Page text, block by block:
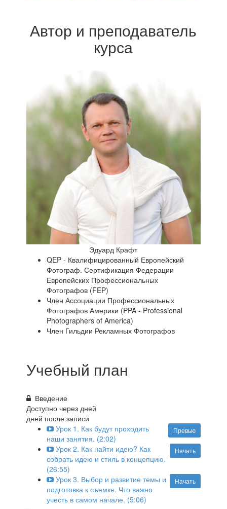
Автор и преподаватель
курса
Эдуард Крафт
QEP - Квалифицированный Европейский
Фотограф. Сертификация Федерации
Европейских Профессиональных
Фотографов (FEP)
Член Ассоциации Профессиональных
Фотографов Америки (PPA - Professional
Photographers of America)
Член Гильдии Рекламных Фотографов
Учебный план
Введение
Доступно черездней
дней после записи
Превью
Урок 1. Как будут проходить
наши занятия. (2:02)
Начать
Урок 2. Как найти идею? Как
собрать идею и стиль в концепцию.
(26:55)
Начать
Урок 3. Выбор и развитие темы и
подготовка к съемке. Что важно
учесть в самом начале. (5:06)